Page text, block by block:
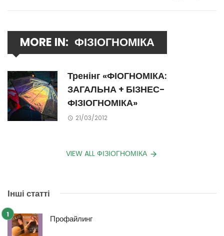
MORE IN: ФІЗІОГНОМІКА
Тренінг «ФІОГНОМІКА:
ЗАГАЛЬНА + БІЗНЕС-
ФІЗІОГНОМІКА»
21/03/2012
VIEW ALL ФІЗІОГНОМІКА
Інші статті
Профайлинг